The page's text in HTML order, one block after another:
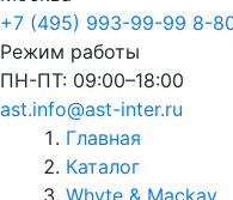
+7 (495) 993-99-99 8-
Режим работы
ПН-ПТ: 09:00–18:00
ast.info@ast-inter.ru
Главная
Каталог
Whyte & Mackay